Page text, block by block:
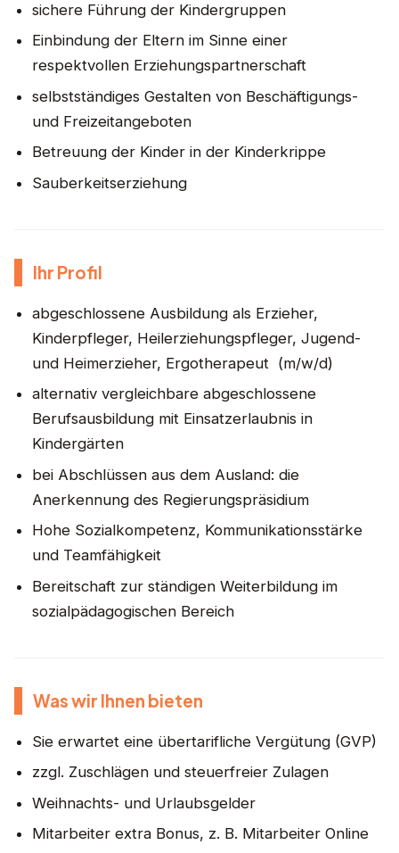
sichere Führung der Kindergruppen
Einbindung der Eltern im Sinne einer
respektvollen Erziehungspartnerschaft
selbstständiges Gestalten von Beschäftigungs-
und Freizeitangeboten
Betreuung der Kinder in der Kinderkrippe
Sauberkeitserziehung
Ihr Profil
abgeschlossene Ausbildung als Erzieher,
Kinderpfleger, Heilerziehungspfleger, Jugend-
und Heimerzieher, Ergotherapeut (m/w/d)
alternativ vergleichbare abgeschlossene
Berufsausbildung mit Einsatzerlaubnis in
Kindergärten
bei Abschlüssen aus dem Ausland: die
Anerkennung des Regierungspräsidium
Hohe Sozialkompetenz, Kommunikationsstärke
und Teamfähigkeit
Bereitschaft zur ständigen Weiterbildung im
sozialpädagogischen Bereich
Was wir Ihnen bieten
Sie erwartet eine übertarifliche Vergütung (GVP)
zzgl. Zuschlägen und steuerfreier Zulagen
Weihnachts- und Urlaubsgelder
Mitarbeiter extra Bonus, z. B. Mitarbeiter Online